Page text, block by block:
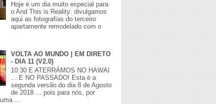
Hoje é um dia muito especial para
o And This is Reality: divulgamos
aqui as fotografias do terceiro
apartamente remodelado com o
VOLTA AO MUNDO | EM DIRETO
- DIA 11 (V2.0)
10:30 E ATERRÁMOS NO HAWAI
... E NO PASSADO! Esta é a
segunda versão do dia 8 de Agosto
de 2018 ... pois para nós, por
...